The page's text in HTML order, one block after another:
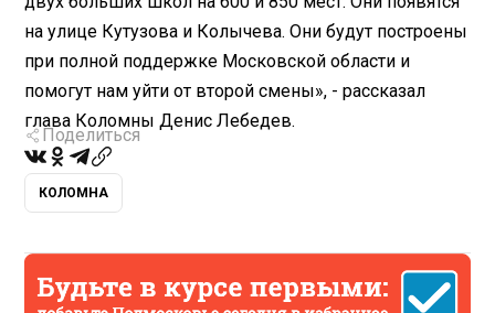
на улице Кутузова и Колычева. Они будут построены
при полной поддержке Московской области и
помогут нам уйти от второй смены», - рассказал
глава Коломны Денис Лебедев.
Поделиться
КОЛОМНА